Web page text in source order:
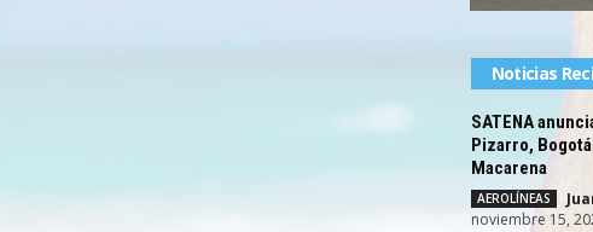
Noticias
SATENA
Pizarro,
Macarena
AEROLÍNEAS
noviembre 15,